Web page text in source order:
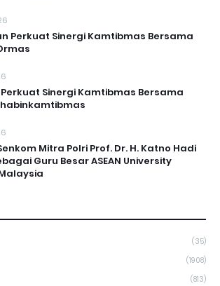
Perkuat Sinergi Kamtibmas Bersama
Sinergi Kamtibmas Bersama
Mitra Polri Prof. Dr. H. Katno Hadi
Guru Besar ASEAN University
(35)
(1908)
(813)